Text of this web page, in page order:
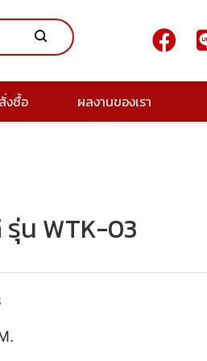
งซื้อ ผลงานของเรา
รุ่น WTK-03